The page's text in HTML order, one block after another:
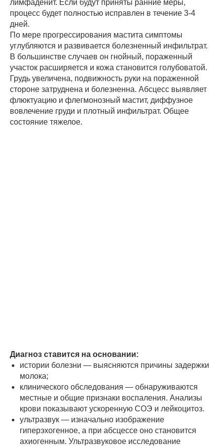
лимфаденит. Если будут приняты ранние меры,
процесс будет полностью исправлен в течение 3-4
дней.
По мере прогрессирования мастита симптомы
углубляются и развивается болезненный инфильтрат.
В большинстве случаев он гнойный, пораженный
участок расширяется и кожа становится голубоватой.
Грудь увеличена, подвижность руки на пораженной
стороне затруднена и болезненна. Абсцесс выявляет
флюктуацию и флегмонозный мастит, диффузное
вовлечение груди и плотный инфильтрат. Общее
состояние тяжелое.
Диагноз ставится на основании:
истории болезни — выясняются причины задержки
молока;
клинического обследования — обнаруживаются
местные и общие признаки воспаления. Анализы
крови показывают ускоренную СОЭ и лейкоцитоз.
ультразвук — изначально изображение
гиперэхогенное, а при абсцессе оно становится
ахиогенным. Ультразвуковое исследование